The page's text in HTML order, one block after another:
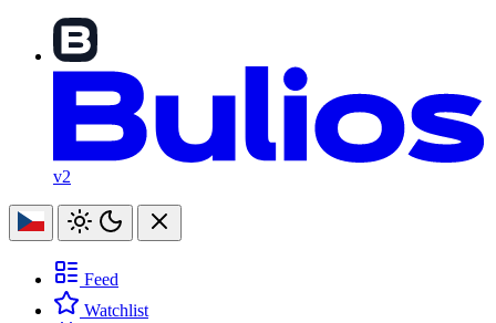
v2
Feed
Watchlist